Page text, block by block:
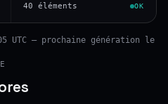
40 éléments OK
UTC — prochaine génération le